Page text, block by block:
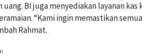
uang. BI juga menyediakan layanan
“Kami ingin memastikan
Rahmat.